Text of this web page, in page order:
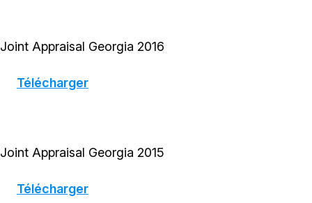
Joint Appraisal Georgia 2016
Télécharger
Joint Appraisal Georgia 2015
Télécharger